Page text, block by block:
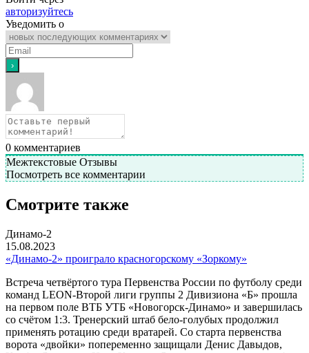
авторизуйтесь
Уведомить о
0 комментариев
Межтекстовые Отзывы
Посмотреть все комментарии
Смотрите также
Динамо-2
15.08.2023
«Динамо-2» проиграло красногорскому «Зоркому»
Встреча четвёртого тура Первенства России по футболу среди
команд LEON-Второй лиги группы 2 Дивизиона «Б» прошла
на первом поле ВТБ УТБ «Новогорск-Динамо» и завершилась
со счётом 1:3. Тренерский штаб бело-голубых продолжил
применять ротацию среди вратарей. Со старта первенства
ворота «двойки» попеременно защищали Денис Давыдов,